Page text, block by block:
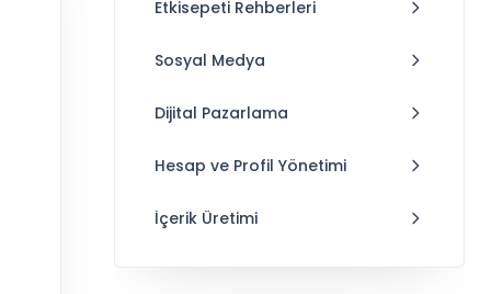
Etkisepeti Rehberleri
Sosyal Medya
Dijital Pazarlama
Hesap ve Profil Yönetimi
İçerik Üretimi